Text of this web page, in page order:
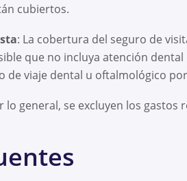
cubiertos.
: La cobertura del seguro de
que no incluya atención
de viaje dental u oftalmológico
lo general, se excluyen los